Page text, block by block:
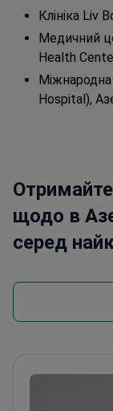
Клініка Liv
Медичний
Health
Міжнародна
Hospital),
щодо в
серед